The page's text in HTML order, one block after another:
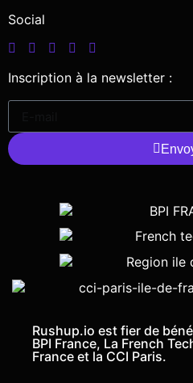
Social
Inscription à la newsletter :
Rushup.io est fier de
BPI France, La French
France et la CCI Paris.